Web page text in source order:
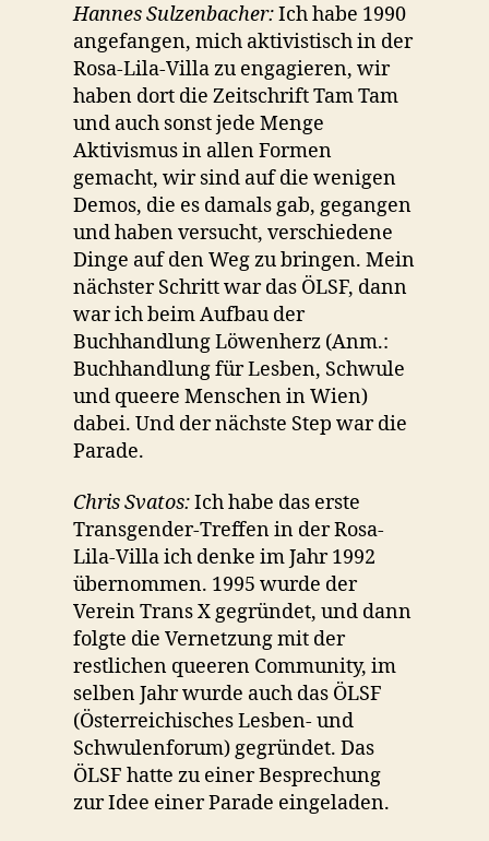
Hannes Sulzenbacher:Ich habe 1990
angefangen, mich aktivistisch in der
Rosa-Lila-Villa zu engagieren, wir
haben dort die Zeitschrift Tam Tam
und auch sonst jede Menge
Aktivismus in allen Formen
gemacht, wir sind auf die wenigen
Demos, die es damals gab, gegangen
und haben versucht, verschiedene
Dinge auf den Weg zu bringen. Mein
nächster Schritt war das ÖLSF, dann
war ich beim Aufbau der
Buchhandlung Löwenherz (Anm.:
Buchhandlung für Lesben, Schwule
und queere Menschen in Wien)
dabei. Und der nächste Step war die
Parade.
Chris Svatos:Ich habe das erste
Transgender-Treffen in der Rosa-
Lila-Villa ich denke im Jahr 1992
übernommen. 1995 wurde der
Verein Trans X gegründet, und dann
folgte die Vernetzung mit der
restlichen queeren Community, im
selben Jahr wurde auch das ÖLSF
(Österreichisches Lesben- und
Schwulenforum) gegründet. Das
ÖLSF hatte zu einer Besprechung
zur Idee einer Parade eingeladen.